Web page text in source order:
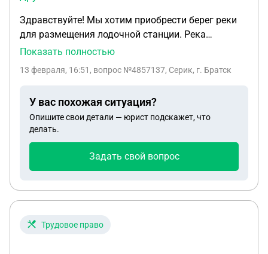
Здравствуйте! Мы хотим приобрести берег реки
для размещения лодочной станции. Река
относится к федеральной собственности.
работы по установлению границ и прислал нам
о водопользовании и региональным отделом
Нижне - Волжского бассейна. Участок 5000 кв. м.
мы посчитал, что арендная плата примерно 8000
использовали правильная. Нас интересует
аукционе. отчего зависит сумма задатка. На
Показать полностью
13 февраля, 16:51 , вопрос №4857137, Серик, г. Братск
У вас похожая ситуация?
Опишите свои детали — юрист подскажет, что
делать.
Задать свой вопрос
Трудовое право